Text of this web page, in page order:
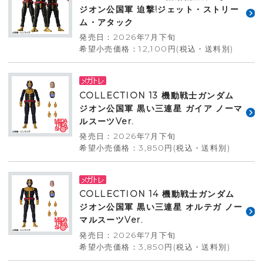
ジオン公国軍 迫撃!ジェット・ストリー
ム・アタック
発売日：2026年7月下旬
希望小売価格：12,100円(税込・送料別)
COLLECTION 13 機動戦士ガンダム
ジオン公国軍 黒い三連星 ガイア ノーマ
ルスーツVer.
発売日：2026年7月下旬
希望小売価格：3,850円(税込・送料別)
COLLECTION 14 機動戦士ガンダム
ジオン公国軍 黒い三連星 オルテガ ノー
マルスーツVer.
発売日：2026年7月下旬
希望小売価格：3,850円(税込・送料別)